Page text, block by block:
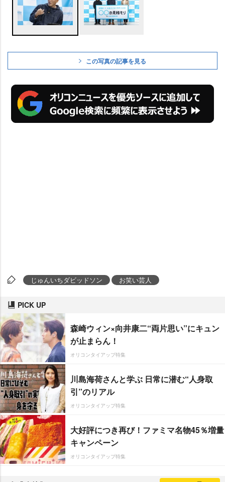
この写真の記事を見る
じゅんいちダビッドソン お笑い芸人
PICK UP
森崎ウィン×向井康二“両片思い”にキュン
が止まらん！
オリコンタイアップ特集
川島海荷さんと学ぶ 日常に潜む“人身取
引”のリアル
オリコンタイアップ特集
大好評につき再び！ファミマ名物45％増量
キャンペーン
オリコンタイアップ特集